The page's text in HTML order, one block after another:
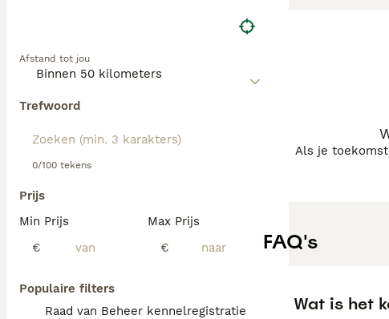
Afstand tot jou
Trefwoord
0/100 tekens
Prijs
Min Prijs
€
Max Prijs
€
Populaire filters
Raad van Beheer kennelregistratie
Als je
FAQ's
Wat is het